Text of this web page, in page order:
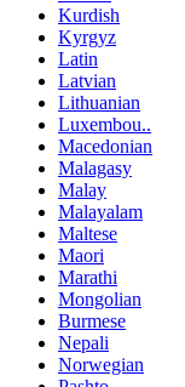
Kurdish
Kyrgyz
Latin
Latvian
Lithuanian
Luxembou..
Macedonian
Malagasy
Malay
Malayalam
Maltese
Maori
Marathi
Mongolian
Burmese
Nepali
Norwegian